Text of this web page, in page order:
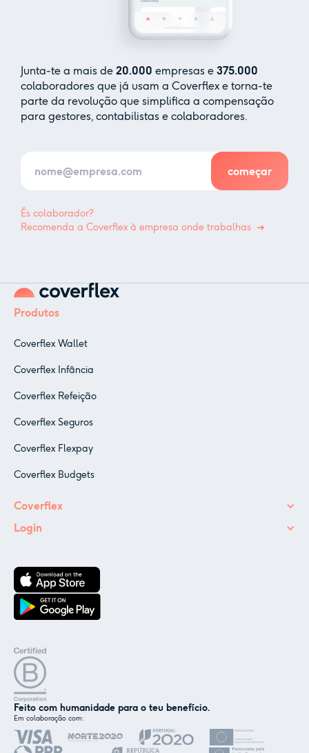
Junta-te a mais de 20.000 empresas e 375.000
colaboradores que já usam a Coverflex e torna-te
parte da revolução que simplifica a compensação
para gestores, contabilistas e colaboradores.
És colaborador?
Recomenda a Coverflex à empresa onde trabalhas
Produtos
Coverflex Wallet
Coverflex Infância
Coverflex Refeição
Coverflex Seguros
Coverflex Flexpay
Coverflex Budgets
Coverflex
Login
Feito com humanidade para o teu benefício.
Em colaboração com:
Nós e os nossos parceiros usamos cookies ou